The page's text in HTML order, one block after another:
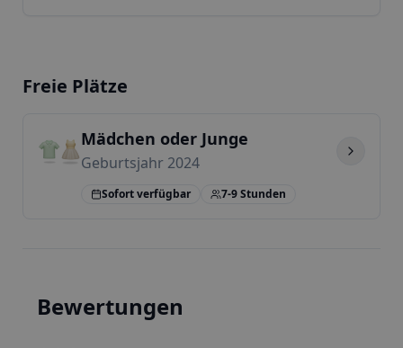
Freie Plätze
Mädchen oder Junge
Geburtsjahr 2024
Sofort verfügbar 7-9 Stunden
Bewertungen